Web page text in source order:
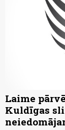
Laime
Kuldīgas